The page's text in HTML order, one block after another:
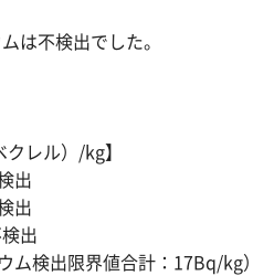
は不検出でした。
レル）/kg】
出
出
出
ム検出限界値合計：17Bq/kg）